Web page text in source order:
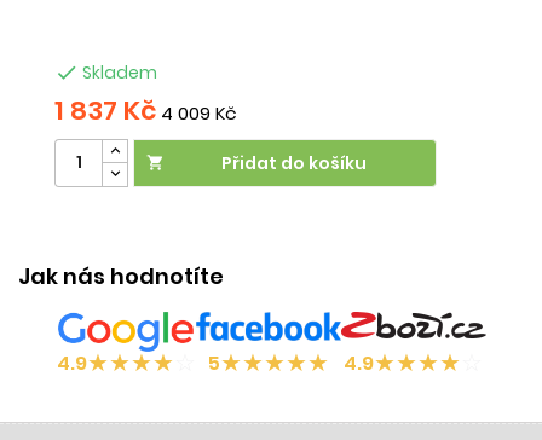
 Skladem
1 837 Kč 4 009 Kč
 Přidat do košíku
Jak nás hodnotíte
4.9★★★★ 5★★★★★ 4.9★★★★